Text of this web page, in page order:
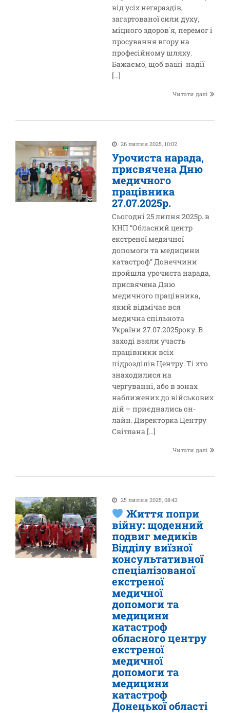
від усіх негараздів,
загартованої сили духу,
міцного здоров`я, перемог і
просування вгору на
професійному шляху.
Бажаємо, щоб ваші надії
[…]
Читати далі
26 липня 2025, 10:02
Урочиста нарада,
присвячена Дню
медичного
працівника
27.07.2025р.
Сьогодні 25 липня 2025р. в
КНП “Обласний центр
екстреної медичної
допомоги та медицини
катастроф” Донеччини
пройшла урочиста нарада,
присвячена Дню
медичного працівника,
який відмічає вся
медична спільнота
України 27.07.2025року. В
заході взяли участь
працівники всіх
підрозділів Центру. Ті хто
знаходилися на
чергуванні, або в зонах
наближених до військових
дій – приєднались он-
лайн. Директорка Центру
Світлана […]
Читати далі
25 липня 2025, 08:43
Життя попри
війну: щоденний
подвиг медиків
Відділу виїзної
консультативної
спеціалізованої
екстреної
медичної
допомоги та
медицини
катастроф
обласного центру
екстреної
медичної
допомоги та
медицини
катастроф
Донецької області